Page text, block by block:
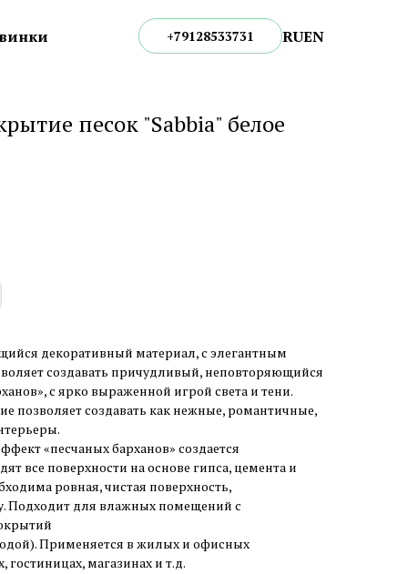
+79128533731 RUEN
песок "Sabbia" белое
декоративный материал, с элегантным
создавать причудливый, неповторяющийся
с ярко выраженной игрой света и тени.
позволяет создавать как нежные, романтичные,
«песчаных барханов» создается
все поверхности на основе гипса, цемента и
ровная, чистая поверхность,
Подходит для влажных помещений с
Применяется в жилых и офисных
гостиницах, магазинах и т.д.